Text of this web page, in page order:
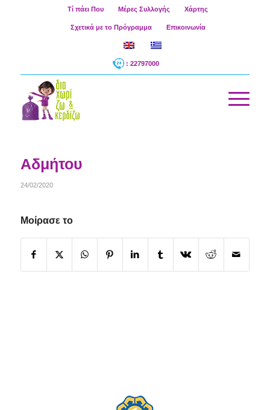
Τί πάει Που Μέρες Συλλογής Χάρτης
Σχετικά με το Πρόγραμμα Επικοινωνία
: 22797000
Αδμήτου
24/02/2020
Μοίρασε το